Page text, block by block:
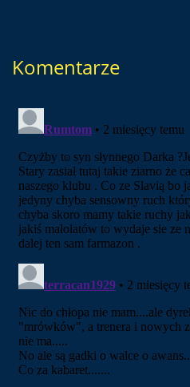
Komentarze